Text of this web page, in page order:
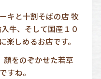
キと十割そばの店 牧
牛、そして国産１０
楽しめるお店です。
顔をのぞかせた若草
すね。